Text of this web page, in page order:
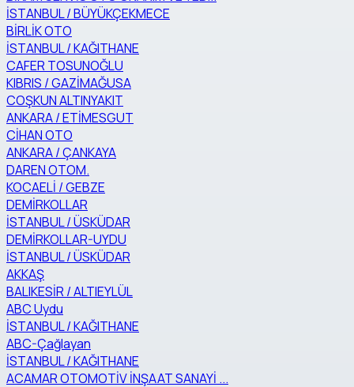
İSTANBUL / BÜYÜKÇEKMECE
BİRLİK OTO
İSTANBUL / KAĞITHANE
CAFER TOSUNOĞLU
KIBRIS / GAZİMAĞUSA
COŞKUN ALTINYAKIT
ANKARA / ETİMESGUT
CİHAN OTO
ANKARA / ÇANKAYA
DAREN OTOM.
KOCAELİ / GEBZE
DEMİRKOLLAR
İSTANBUL / ÜSKÜDAR
DEMİRKOLLAR-UYDU
İSTANBUL / ÜSKÜDAR
AKKAŞ
BALIKESİR / ALTIEYLÜL
ABC Uydu
İSTANBUL / KAĞITHANE
ABC-Çağlayan
İSTANBUL / KAĞITHANE
ACAMAR OTOMOTİV İNŞAAT SANAYİ ...